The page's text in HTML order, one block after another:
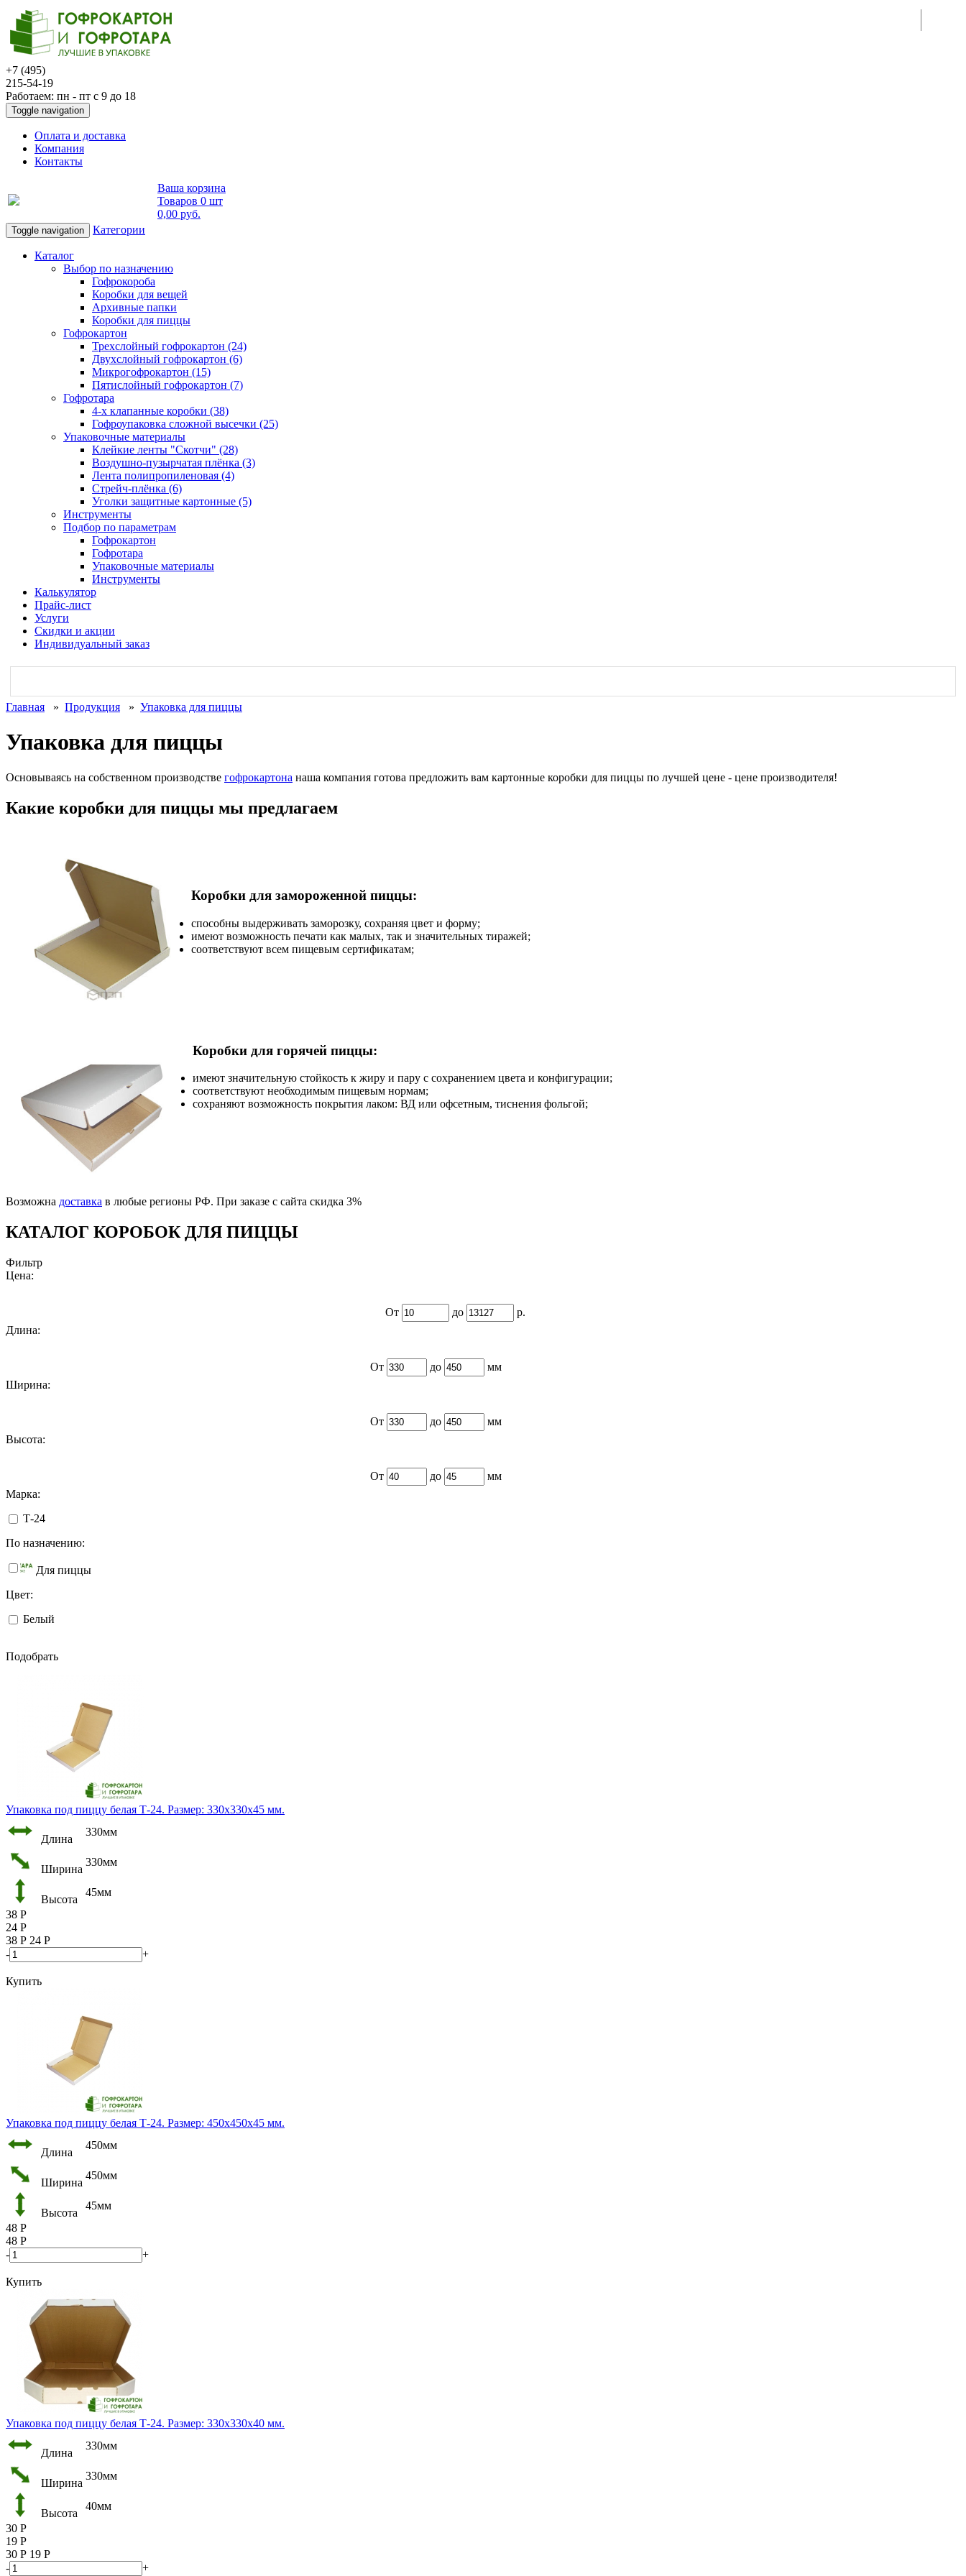
+7 (495)
215-54-19
Работаем: пн - пт с 9 до 18
Toggle navigation
Оплата и доставка
Компания
Контакты
Ваша корзина
Товаров 0 шт
0,00 руб.
Toggle navigation Категории
Каталог
Выбор по назначению
Гофрокороба
Коробки для вещей
Архивные папки
Коробки для пиццы
Гофрокартон
Трехслойный гофрокартон (24)
Двухслойный гофрокартон (6)
Микрогофрокартон (15)
Пятислойный гофрокартон (7)
Гофротара
4-х клапанные коробки (38)
Гофроупаковка сложной высечки (25)
Упаковочные материалы
Клейкие ленты "Скотчи" (28)
Воздушно-пузырчатая плёнка (3)
Лента полипропиленовая (4)
Стрейч-плёнка (6)
Уголки защитные картонные (5)
Инструменты
Подбор по параметрам
Гофрокартон
Гофротара
Упаковочные материалы
Инструменты
Калькулятор
Прайс-лист
Услуги
Скидки и акции
Индивидуальный заказ
Главная » Продукция » Упаковка для пиццы
Упаковка для пиццы
Основываясь на собственном производстве гофрокартона наша компания готова предложить вам картонные коробки для пиццы по лучшей цене - цене производителя!
Какие коробки для пиццы мы предлагаем
Коробки для замороженной пиццы:
способны выдерживать заморозку, сохраняя цвет и форму;
имеют возможность печати как малых, так и значительных тиражей;
соответствуют всем пищевым сертификатам;
Коробки для горячей пиццы:
имеют значительную стойкость к жиру и пару с сохранением цвета и конфигурации;
соответствуют необходимым пищевым нормам;
сохраняют возможность покрытия лаком: ВД или офсетным, тиснения фольгой;
Возможна доставка в любые регионы РФ. При заказе с сайта скидка 3%
КАТАЛОГ КОРОБОК ДЛЯ ПИЦЦЫ
Фильтр
Цена:
От до
р.
Длина:
От до
мм
Ширина:
От до
мм
Высота:
От до
мм
Марка:
Т-24
По назначению:
Для пиццы
Цвет:
Белый
Подобрать
Упаковка под пиццу белая Т-24. Размер: 330х330х45 мм.
Длина
330мм
Ширина
330мм
Высота
45мм
38 Р
24 Р
38 Р 24 Р
-
+
Купить
Упаковка под пиццу белая Т-24. Размер: 450х450х45 мм.
Длина
450мм
Ширина
450мм
Высота
45мм
48 Р
48 Р
-
+
Купить
Упаковка под пиццу белая Т-24. Размер: 330х330х40 мм.
Длина
330мм
Ширина
330мм
Высота
40мм
30 Р
19 Р
30 Р 19 Р
-
+